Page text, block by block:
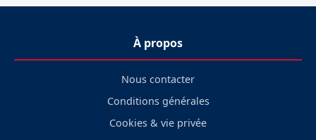
À propos
Nous contacter
Conditions générales
Cookies & vie privée